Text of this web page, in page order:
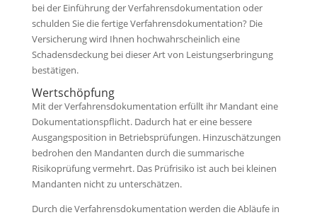
bei der Einführung der Verfahrensdokumentation oder
schulden Sie die fertige Verfahrensdokumentation? Die
Versicherung wird Ihnen hochwahrscheinlich eine
Schadensdeckung bei dieser Art von Leistungserbringung
bestätigen.
Wertschöpfung
Mit der Verfahrensdokumentation erfüllt ihr Mandant eine
Dokumentationspflicht. Dadurch hat er eine bessere
Ausgangsposition in Betriebsprüfungen. Hinzuschätzungen
bedrohen den Mandanten durch die summarische
Risikoprüfung vermehrt. Das Prüfrisiko ist auch bei kleinen
Mandanten nicht zu unterschätzen.
Durch die Verfahrensdokumentation werden die Abläufe in